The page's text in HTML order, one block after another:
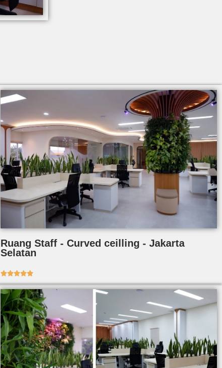
Ruang Staff - Curved ceilling - Jakarta
Selatan
